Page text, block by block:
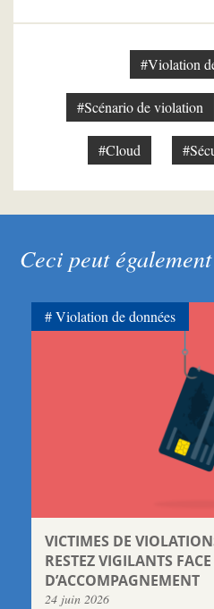
#Violation
#Scénario de violation
#Cloud
Ceci peut
VICTIMES DE
RESTEZ VIGILANTS
D’ACCOMPAGNEMENT
24 juin 2026
Violation de données